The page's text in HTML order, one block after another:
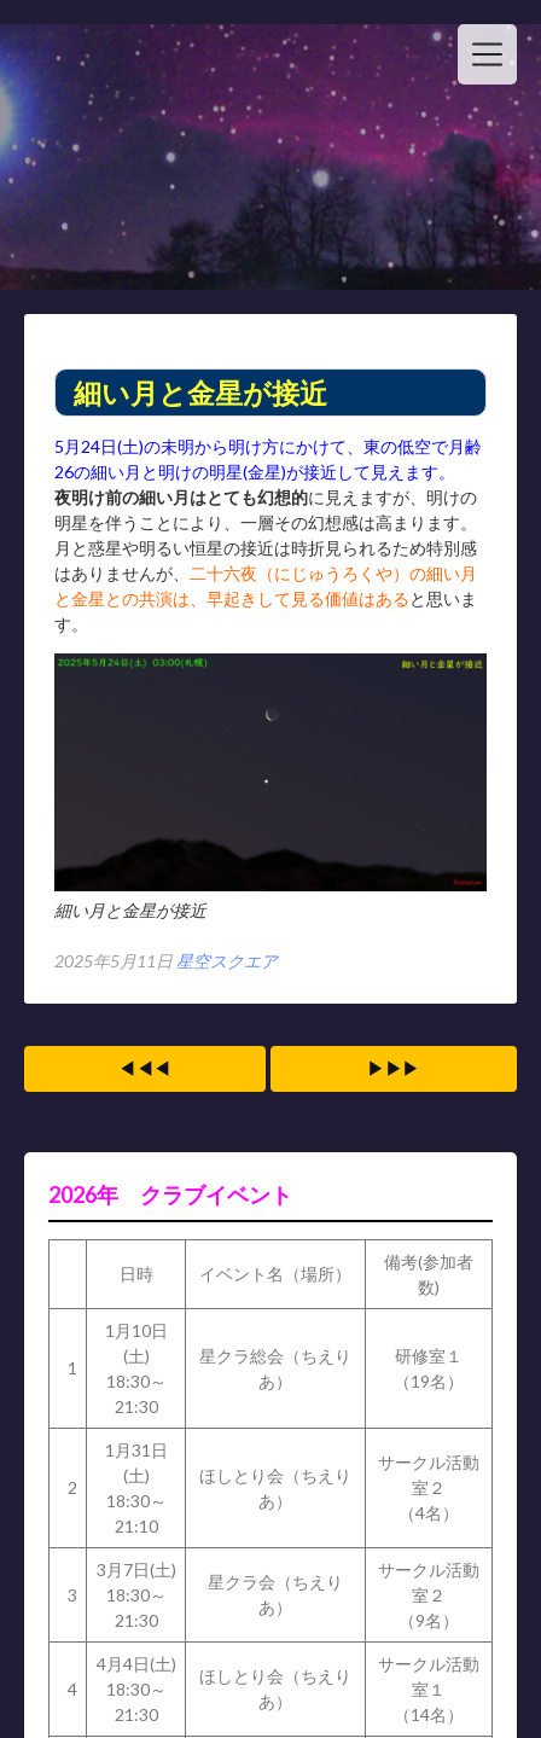
content
細い月と金星が接近
5月24日(土)の未明から明け方にかけて、東の低空で月齢
26の細い月と明けの明星(金星)が接近して見えます。
夜明け前の細い月はとても幻想的に見えますが、明けの
明星を伴うことにより、一層その幻想感は高まります。
月と惑星や明るい恒星の接近は時折見られるため特別感
はありませんが、
二十六夜（にじゅうろくや）の細い月
と金星との共演は、早起きして見る価値はあると思いま
す。
細い月と金星が接近
2025年5月11日 星空スクエア
◀◀◀ ▶▶▶
2026年 クラブイベント
日時 イベント名（場所）
備考(参加者
数)
1
1月10日
(土)
18:30～
21:30
星クラ総会（ちえり
あ）
研修室１
（19名）
2
1月31日
(土)
18:30～
21:10
ほしとり会（ちえり
あ）
サークル活動
室２
（4名）
3
3月7日(土)
18:30～
21:30
星クラ会（ちえり
あ）
サークル活動
室２
（9名）
4
4月4日(土)
18:30～
21:30
ほしとり会（ちえり
あ）
サークル活動
室１
（14名）